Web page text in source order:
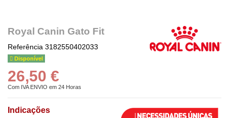
Royal Canin Gato Fit
Referência 3182550402033
Disponível
26,50 €
Com IVA ENVIO em 24 Horas
Indicações